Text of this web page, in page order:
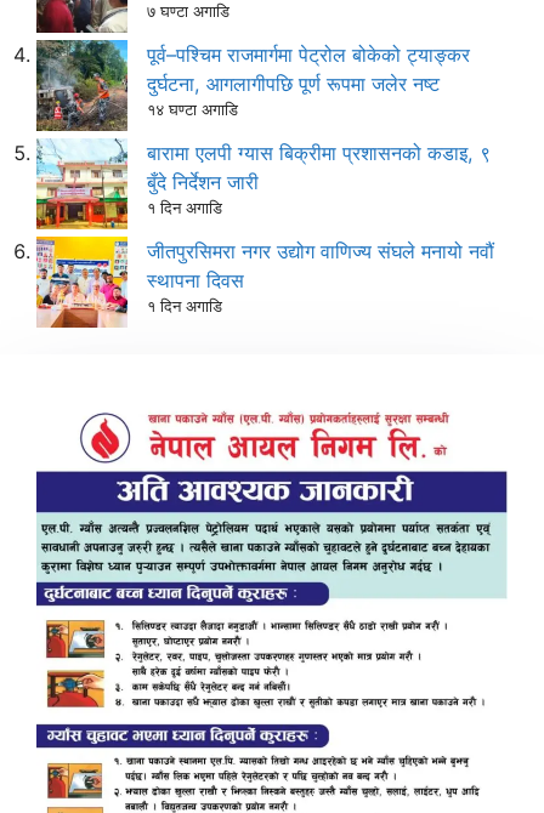
७ घण्टा अगाडि
पूर्व–पश्चिम राजमार्गमा पेट्रोल बोकेको ट्याङ्कर
दुर्घटना, आगलागीपछि पूर्ण रूपमा जलेर नष्ट
१४ घण्टा अगाडि
बारामा एलपी ग्यास बिक्रीमा प्रशासनको कडाइ, ९
बुँदे निर्देशन जारी
१ दिन अगाडि
जीतपुरसिमरा नगर उद्योग वाणिज्य संघले मनायो नवौं
स्थापना दिवस
१ दिन अगाडि